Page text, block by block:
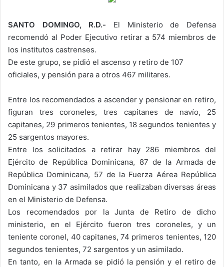
SANTO DOMINGO, R.D.- El Ministerio de Defensa
recomendó al Poder Ejecutivo retirar a 574 miembros de
los institutos castrenses.
De este grupo, se pidió el ascenso y retiro de 107
oficiales, y pensión para a otros 467 militares.
Entre los recomendados a ascender y pensionar en retiro,
figuran tres coroneles, tres capitanes de navío, 25
capitanes, 29 primeros tenientes, 18 segundos tenientes y
25 sargentos mayores.
Entre los solicitados a retirar hay 286 miembros del
Ejército de República Dominicana, 87 de la Armada de
República Dominicana, 57 de la Fuerza Aérea República
Dominicana y 37 asimilados que realizaban diversas áreas
en el Ministerio de Defensa.
Los recomendados por la Junta de Retiro de dicho
ministerio, en el Ejército fueron tres coroneles, y un
teniente coronel, 40 capitanes, 74 primeros tenientes, 120
segundos tenientes, 72 sargentos y un asimilado.
En tanto, en la Armada se pidió la pensión y el retiro de